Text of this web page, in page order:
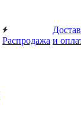
Распродажа и